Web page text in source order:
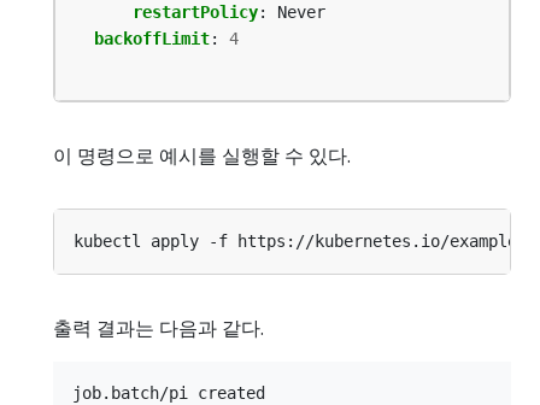
restartPolicy:
Never
backoffLimit: 4
이 명령으로 예시를 실행할 수 있다.
출력 결과는 다음과 같다.